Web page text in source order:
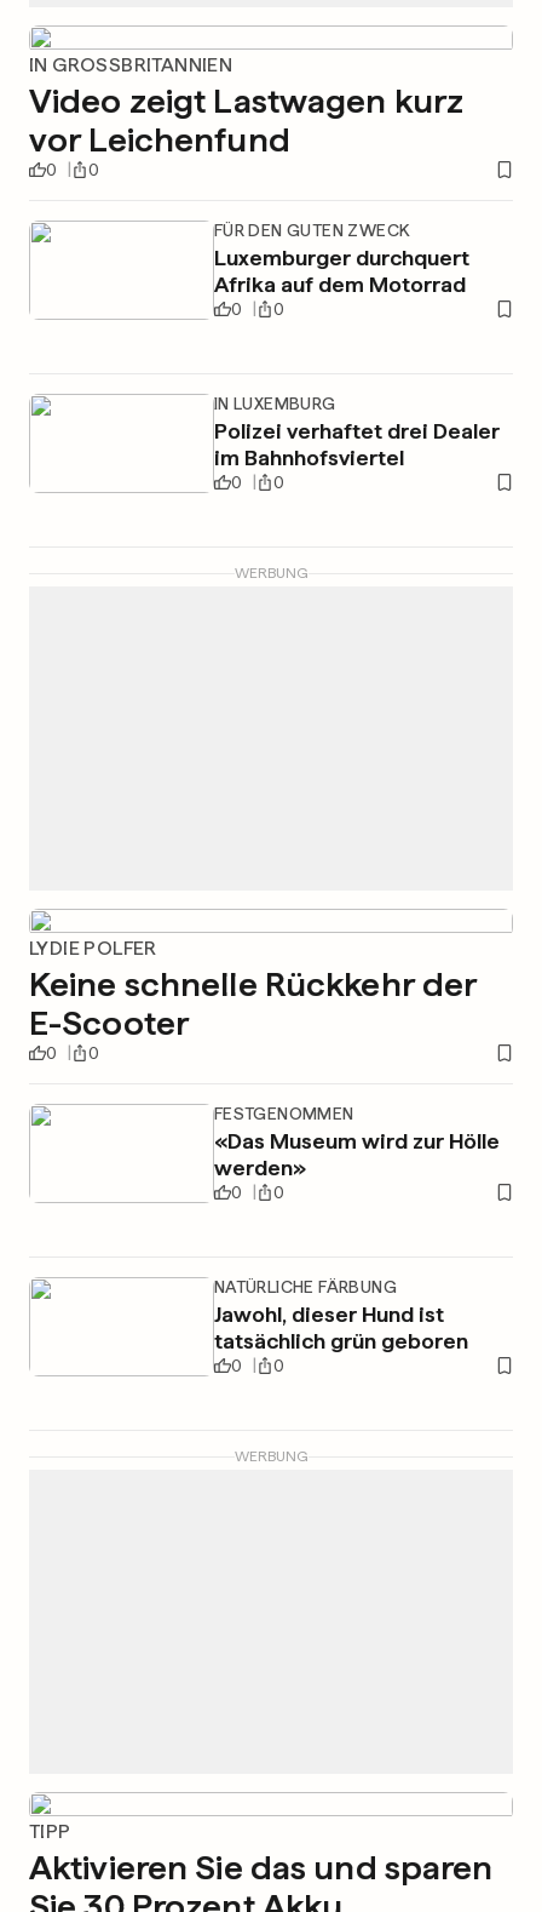
IN GROSSBRITANNIEN
Video zeigt Lastwagen kurz
vor Leichenfund
0 0
FÜR DEN GUTEN ZWECK
Luxemburger durchquert
Afrika auf dem Motorrad
0 0
IN LUXEMBURG
Polizei verhaftet drei Dealer
im Bahnhofsviertel
0 0
WERBUNG
LYDIE POLFER
Keine schnelle Rückkehr der
E-Scooter
0 0
FESTGENOMMEN
«Das Museum wird zur Hölle
werden»
0 0
NATÜRLICHE FÄRBUNG
Jawohl, dieser Hund ist
tatsächlich grün geboren
0 0
WERBUNG
TIPP
Aktivieren Sie das und sparen